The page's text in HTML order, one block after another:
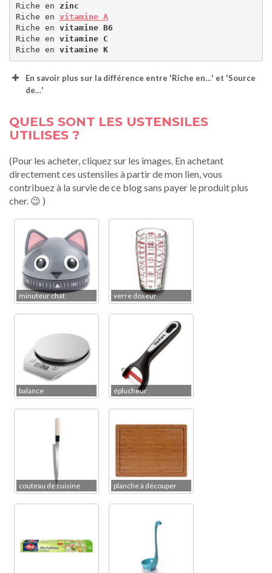
Riche en zinc
Riche en vitamine A
Riche en vitamine B6
Riche en vitamine C
Riche en vitamine K
En savoir plus sur la différence entre 'Riche en…' et 'Source
de…'
QUELS SONT LES USTENSILES
UTILISES ?
(Pour les acheter, cliquez sur les images. En achetant
directement ces ustensiles à partir de mon lien, vous
contribuez à la survie de ce blog sans payer le produit plus
cher. 😉 )
minuteur chat verre doseur
balance éplucheur
couteau de cuisine planche à découper